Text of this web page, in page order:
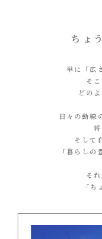
ちょ
単に「広
そ
どの
日々の動線
そして
「暮らしの
そ
「